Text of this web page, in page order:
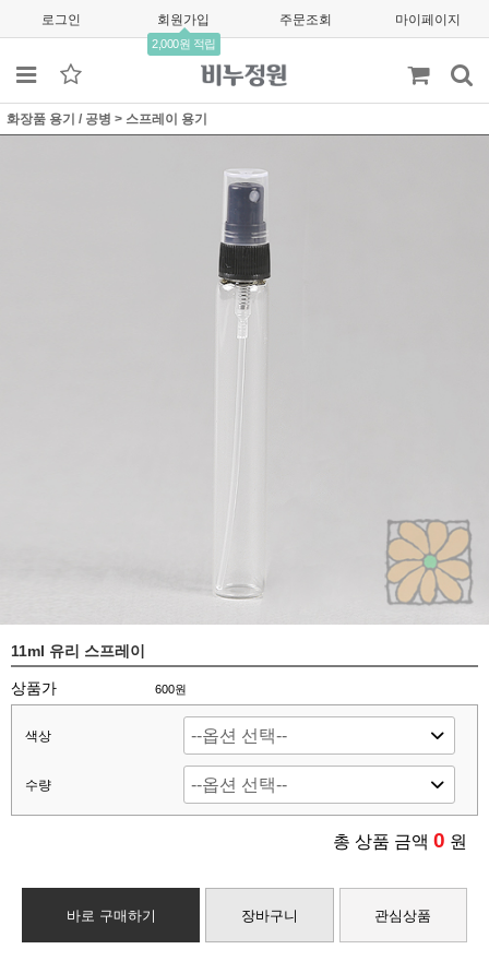
로그인 회원가입
2,000원 적립
주문조회 마이페이지
화장품 용기 / 공병 > 스프레이 용기
11ml 유리 스프레이
상품가 600원
색상
수량
총 상품 금액 0 원
바로 구매하기 장바구니 관심상품